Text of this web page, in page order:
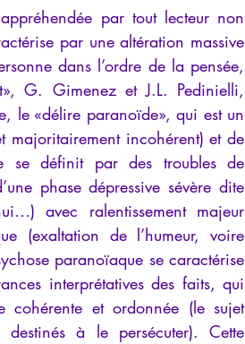
par tout lecteur non
par une altération massive
dans l’ordre de la pensée,
G. Gimenez et J.L. Pedinielli,
le «délire paranoïde», qui est un
majoritairement incohérent) et de
se définit par des troubles de
phase dépressive sévère dite
avec ralentissement majeur
(exaltation de l’humeur, voire
paranoïaque se caractérise
interprétatives des faits, qui
cohérente et ordonnée (le sujet
destinés à le persécuter). Cette